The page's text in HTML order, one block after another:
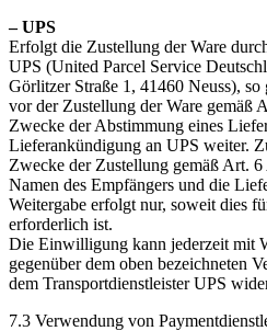
– UPS
Erfolgt die Zustellung der Ware
UPS (United Parcel Service
Görlitzer Straße 1, 41460 Neuss),
vor der Zustellung der Ware gemäß
Zwecke der Abstimmung eines
Lieferankündigung an UPS weiter.
Zwecke der Zustellung gemäß Art.
Namen des Empfängers und die
Weitergabe erfolgt nur, soweit dies
erforderlich ist.
Die Einwilligung kann jederzeit mit
gegenüber dem oben bezeichneten
dem Transportdienstleister UPS
7.3 Verwendung von